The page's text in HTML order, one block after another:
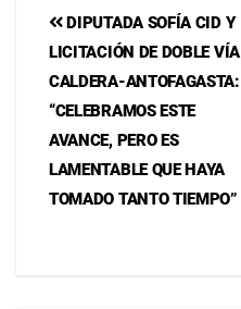
DIPUTADA SOFÍA CID Y
LICITACIÓN DE DOBLE VÍA
CALDERA-ANTOFAGASTA:
“CELEBRAMOS ESTE
AVANCE, PERO ES
LAMENTABLE QUE HAYA
TOMADO TANTO TIEMPO”